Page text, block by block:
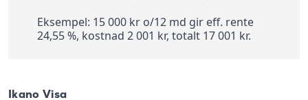
Ikano Visa
Eksempel: 15 000 kr o/12 md gir eff. rente
24,55 %, kostnad 2 001 kr, totalt 17 001 kr.